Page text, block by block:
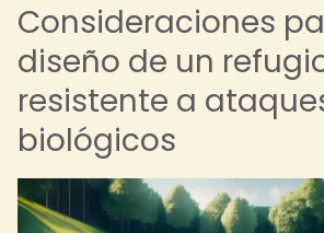
Consideraciones
diseño de un
resistente a
biológicos